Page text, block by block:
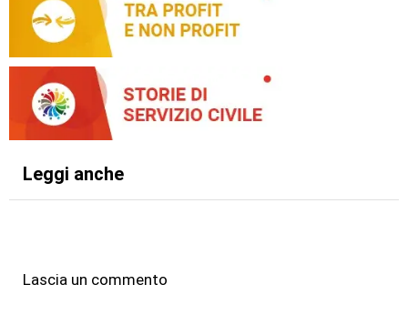
Leggi anche
Lascia un commento